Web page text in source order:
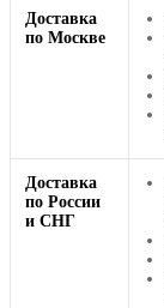
Доставка
по Москве
Доставка
по России
и СНГ